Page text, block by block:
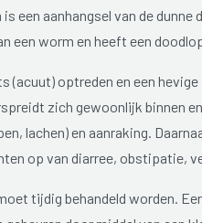
een aanhangsel van de
een worm en heeft een
(acuut) optreden en een
zich gewoonlijk binnen
lachen) en aanraking.
op van diarree, obstipatie,
tijdig behandeld worden.